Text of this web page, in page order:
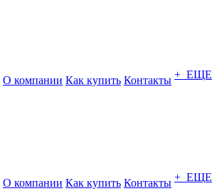
О компании Как купить Контакты + ЕЩЕ
О компании Как купить Контакты + ЕЩЕ